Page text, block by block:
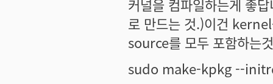
커널을 컴파일하는게 좋
로 만드는 것.)이건
source를 모두 포함하는
sudo make-kpkg --